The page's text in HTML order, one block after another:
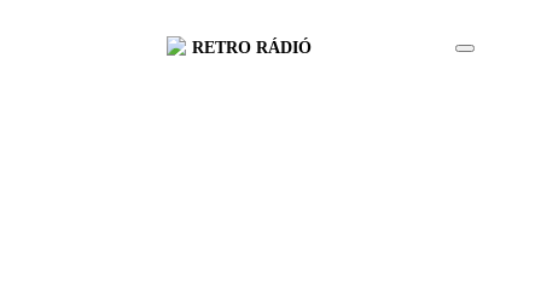
RETRO RÁDIÓ